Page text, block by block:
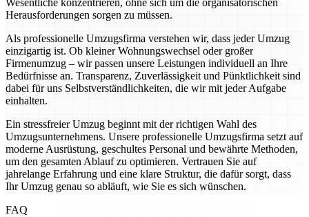
Wesentliche konzentrieren, ohne sich um die organisatorischen
Herausforderungen sorgen zu müssen.
Als professionelle Umzugsfirma verstehen wir, dass jeder Umzug
einzigartig ist. Ob kleiner Wohnungswechsel oder großer
Firmenumzug – wir passen unsere Leistungen individuell an Ihre
Bedürfnisse an. Transparenz, Zuverlässigkeit und Pünktlichkeit sind
dabei für uns Selbstverständlichkeiten, die wir mit jeder Aufgabe
einhalten.
Ein stressfreier Umzug beginnt mit der richtigen Wahl des
Umzugsunternehmens. Unsere professionelle Umzugsfirma setzt auf
moderne Ausrüstung, geschultes Personal und bewährte Methoden,
um den gesamten Ablauf zu optimieren. Vertrauen Sie auf
jahrelange Erfahrung und eine klare Struktur, die dafür sorgt, dass
Ihr Umzug genau so abläuft, wie Sie es sich wünschen.
FAQ